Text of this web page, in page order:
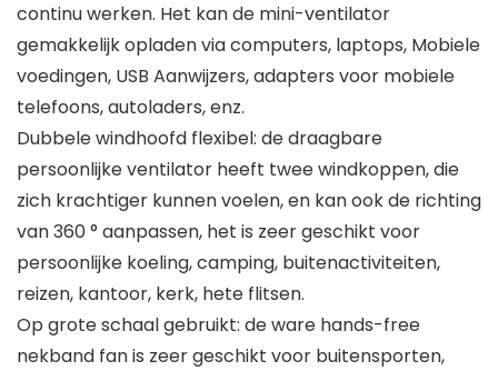
continu werken. Het kan de mini-ventilator
gemakkelijk opladen via computers, laptops, Mobiele
voedingen, USB Aanwijzers, adapters voor mobiele
telefoons, autoladers, enz.
Dubbele windhoofd flexibel: de draagbare
persoonlijke ventilator heeft twee windkoppen, die
zich krachtiger kunnen voelen, en kan ook de richting
van 360 ° aanpassen, het is zeer geschikt voor
persoonlijke koeling, camping, buitenactiviteiten,
reizen, kantoor, kerk, hete flitsen.
Op grote schaal gebruikt: de ware hands-free
nekband fan is zeer geschikt voor buitensporten,